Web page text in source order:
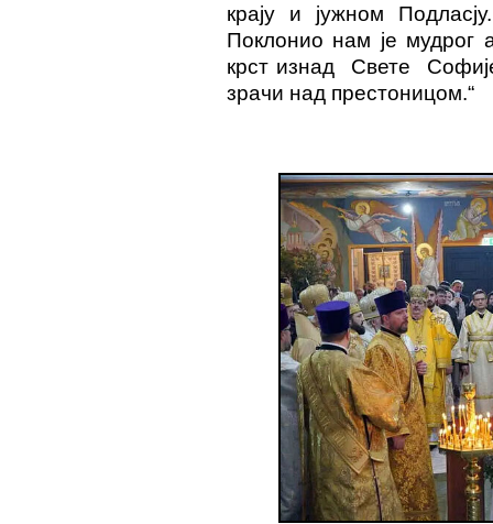
крају и јужном
Поклонио нам је мудрог
крст изнад Свете
зрачи над престоницом.“